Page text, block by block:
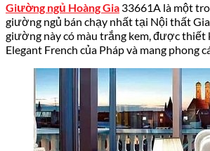
Giường ngủ Hoàng Gia 33661A là một
giường ngủ bán chạy nhất tại Nội thất
giường này có màu trắng kem, được
Elegant French của Pháp và mang phong